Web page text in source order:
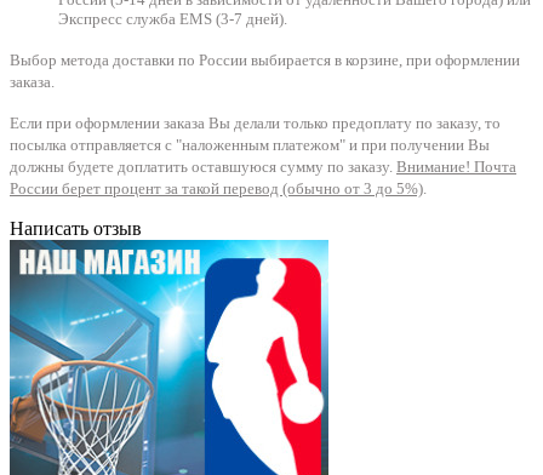
Экспресс служба EMS (3-7 дней).
Выбор метода доставки по России выбирается в корзине, при оформлении
заказа.
Если при оформлении заказа Вы делали только предоплату по заказу, то
посылка отправляется с "наложенным платежом" и при получении Вы
должны будете доплатить оставшуюся сумму по заказу. Внимание! Почта
России берет процент за такой перевод (обычно от 3 до 5%).
Написать отзыв